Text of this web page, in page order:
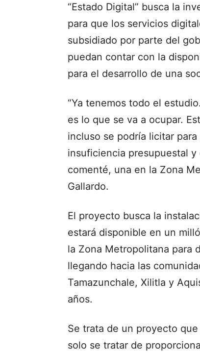
“Estado Digital” busca la
para que los servicios
subsidiado por parte del
puedan contar con la
para el desarrollo de una
“Ya tenemos todo el
es lo que se va a ocupar.
incluso se podría licitar
insuficiencia presupuestal
comenté, una en la Zona
Gallardo.
El proyecto busca la
estará disponible en un
la Zona Metropolitana para
llegando hacia las
Tamazunchale, Xilitla y
años.
Se trata de un proyecto
solo se tratar de